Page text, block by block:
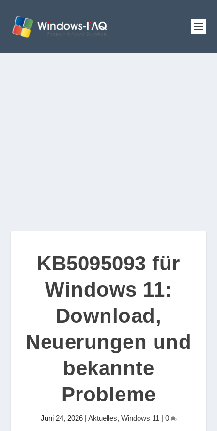
KB5095093 für
Windows 11:
Download,
Neuerungen und
bekannte
Probleme
Juni 24, 2026| Aktuelles, Windows 11 | 0